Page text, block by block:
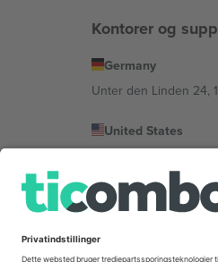
Kontorer og
Germany
Unter den Linden 24,
United States
Bulgaria